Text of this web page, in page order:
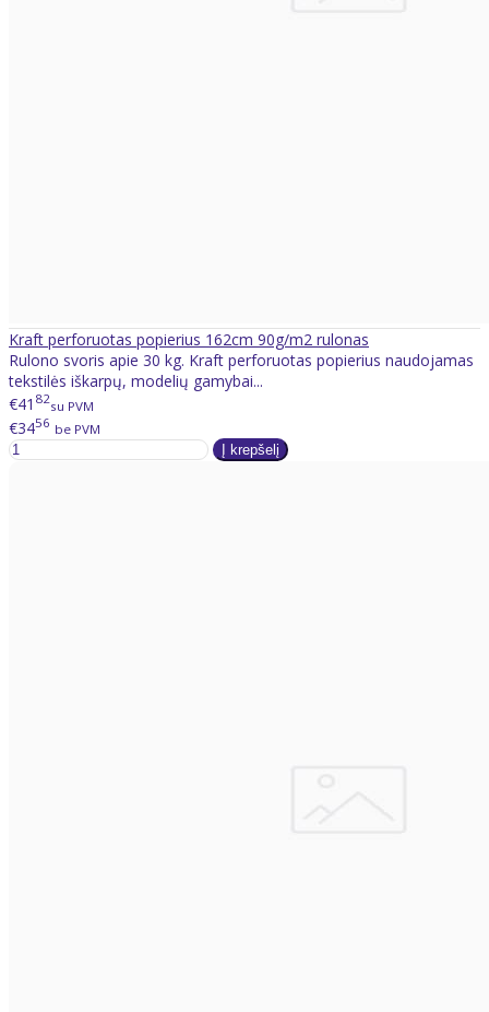
Kraft perforuotas popierius 162cm 90g/m2 rulonas
Rulono svoris apie 30 kg. Kraft perforuotas popierius naudojamas
tekstilės iškarpų, modelių gamybai...
€41 82su PVM
€3456 be PVM